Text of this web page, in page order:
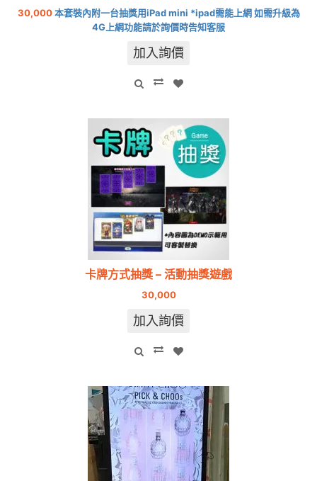
30,000本套裝內附一台抽獎用iPad mini *ipad需能上網 如需升級為
4G上網功能請於詢價時告知客服
加入詢價
卡牌方式抽獎 – 活動抽獎遊戲
30,000
加入詢價